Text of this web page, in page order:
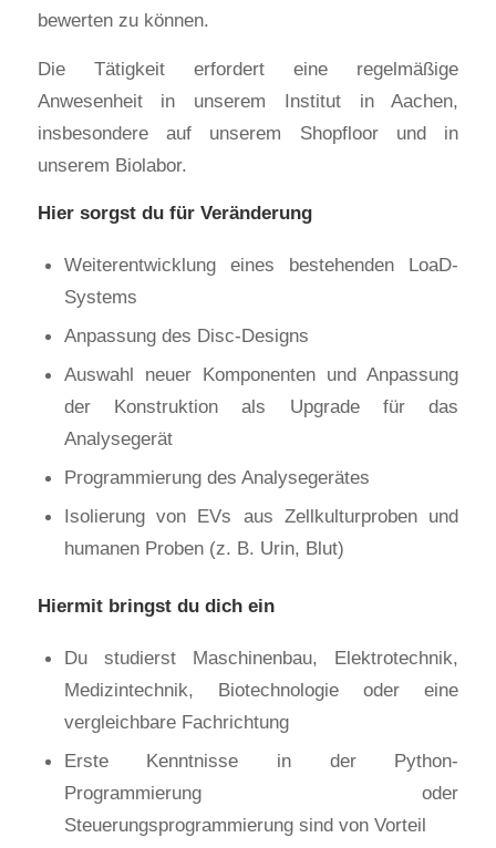
bewerten zu können.
Die Tätigkeit erfordert eine regelmäßige
Anwesenheit in unserem Institut in Aachen,
insbesondere auf unserem Shopfloor und in
unserem Biolabor.
Hier sorgst du für Veränderung
Weiterentwicklung eines bestehenden LoaD-
Systems
Anpassung des Disc-Designs
Auswahl neuer Komponenten und Anpassung
der Konstruktion als Upgrade für das
Analysegerät
Programmierung des Analysegerätes
Isolierung von EVs aus Zellkulturproben und
humanen Proben (z. B. Urin, Blut)
Hiermit bringst du dich ein
Du studierst Maschinenbau, Elektrotechnik,
Medizintechnik, Biotechnologie oder eine
vergleichbare Fachrichtung
Erste Kenntnisse in der Python-
Programmierung oder
Steuerungsprogrammierung sind von Vorteil